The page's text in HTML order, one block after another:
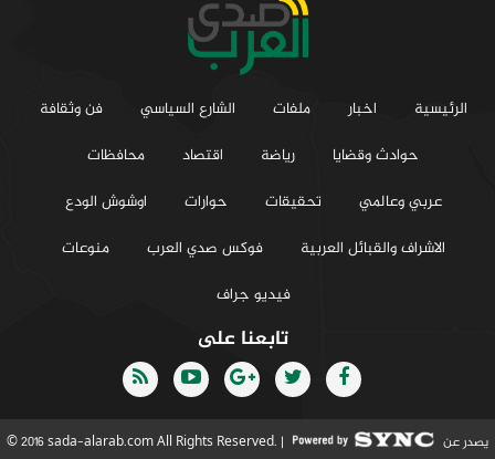
الرئيسية اخبار ملفات الشارع السياسي
فن وثقافة
حوادث وقضايا
رياضة اقتصاد
محافظات
عربي وعالمي
تحقيقات حوارات
اوشوش الودع
الاشراف والقبائل العربية
فوكس صدي العرب
منوعات
فيديو جراف
تابعنا على
© 2016 sada-alarab.com All Rights Reserved. | يصدر عن